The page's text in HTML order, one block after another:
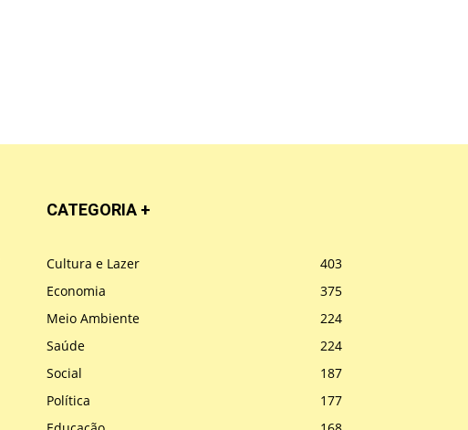
CATEGORIA +
Cultura e Lazer
403
Economia
375
Meio Ambiente
224
Saúde
224
Social
187
Política
177